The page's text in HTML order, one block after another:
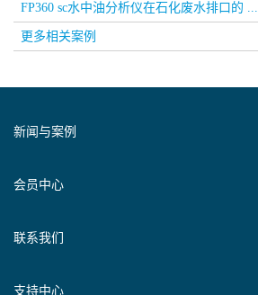
FP360 sc水中油分析仪在石化废水排口的 ...
更多相关案例
新闻与案例
会员中心
联系我们
支持中心